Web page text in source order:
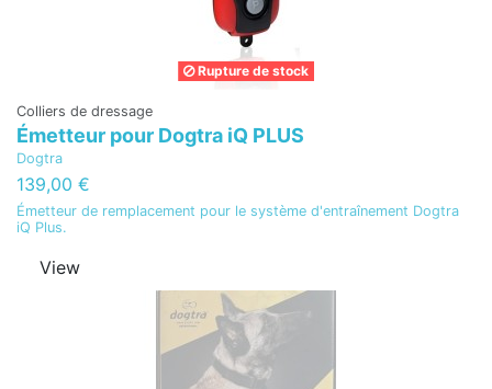
Rupture de stock
Colliers de dressage
Émetteur pour Dogtra iQ PLUS
Dogtra
139,00 €
Émetteur de remplacement pour le système d'entraînement Dogtra
iQ Plus.
View